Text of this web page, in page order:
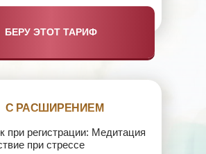
С РАСШИРЕНИЕМ
при регистрации: Медитация
при стрессе
БЕРУ ЭТОТ ТАРИФ